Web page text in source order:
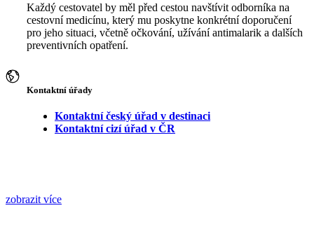
Každý cestovatel by měl před cestou navštívit odborníka na
cestovní medicínu, který mu poskytne konkrétní doporučení
pro jeho situaci, včetně očkování, užívání antimalarik a dalších
preventivních opatření.
Kontaktní úřady
Kontaktní český úřad v destinaci
Kontaktní cizí úřad v ČR
zobrazit více